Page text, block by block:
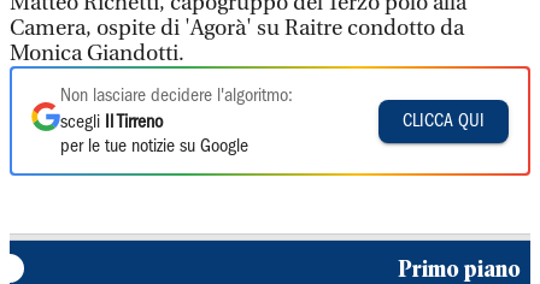
Camera, ospite di 'Agorà' su Raitre condotto da
Monica Giandotti.
Non lasciare decidere l'algoritmo:
scegli
Il Tirreno
per le tue notizie su Google
CLICCA QUI
Primo piano